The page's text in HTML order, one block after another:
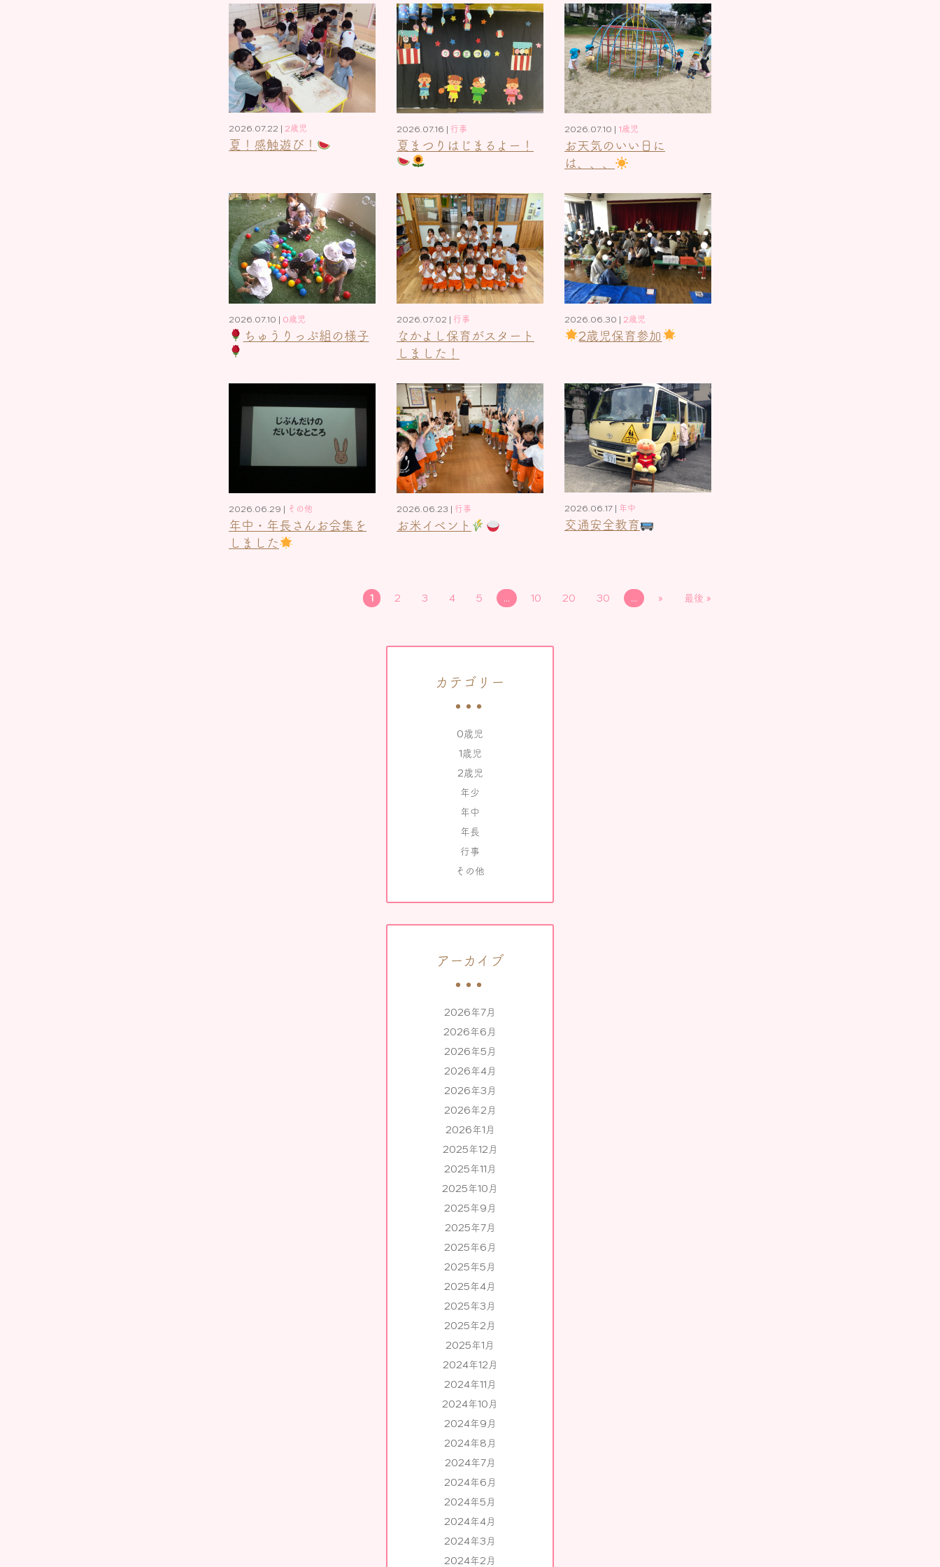
2026.07.22 | 2歳児
夏！感触遊び！
2026.07.16 | 行事
夏まつりはじまるよー！
2026.07.10 | 1歳児
お天気のいい日に
は、、、
2026.07.10 | 0歳児
ちゅうりっぷ組の様子
2026.07.02 | 行事
なかよし保育がスタート
しました！
2026.06.30 | 2歳児
2歳児保育参加
2026.06.29 | その他
年中・年長さんお会集を
しました
2026.06.23 | 行事
お米イベント
2026.06.17 | 年中
交通安全教育
1 2 3 4 5 ... 10 20 30 ... » 最後 »
カテゴリー
0歳児
1歳児
2歳児
年少
年中
年長
行事
その他
アーカイブ
2026年7月
2026年6月
2026年5月
2026年4月
2026年3月
2026年2月
2026年1月
2025年12月
2025年11月
2025年10月
2025年9月
2025年7月
2025年6月
2025年5月
2025年4月
2025年3月
2025年2月
2025年1月
2024年12月
2024年11月
2024年10月
2024年9月
2024年8月
2024年7月
2024年6月
2024年5月
2024年4月
2024年3月
2024年2月